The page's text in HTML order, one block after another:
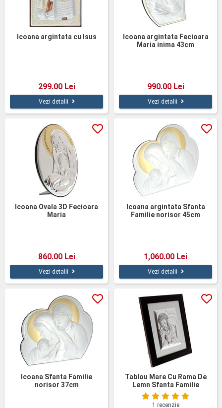
Icoana argintata cu Isus
299.00 Lei
Vezi detalii
Icoana argintata Fecioara
Maria inima 43cm
990.00 Lei
Vezi detalii
Icoana Ovala 3D Fecioara
Maria
860.00 Lei
Vezi detalii
Icoana argintata Sfanta
Familie norisor 45cm
1,060.00 Lei
Vezi detalii
Icoana Sfanta Familie
norisor 37cm
Tablou Mare Cu Rama De
Lemn Sfanta Familie
1 recenzie